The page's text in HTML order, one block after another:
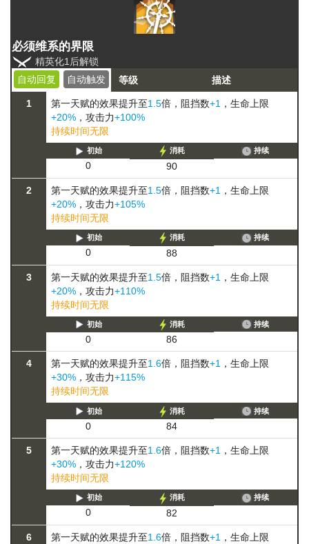
必须维系的界限
精英化1后解锁
自动回复
自动触发 等级 描述
1 第一天赋的效果提升至1.5倍，阻挡数+1 ，生命上限
+20% ，攻击力+100%
持续时间无限
初始
0
消耗
90
持续
2 第一天赋的效果提升至1.5倍，阻挡数+1 ，生命上限
+20% ，攻击力+105%
持续时间无限
初始
0
消耗
88
持续
3 第一天赋的效果提升至1.5倍，阻挡数+1 ，生命上限
+20% ，攻击力+110%
持续时间无限
初始
0
消耗
86
持续
4 第一天赋的效果提升至1.6倍，阻挡数+1 ，生命上限
+30% ，攻击力+115%
持续时间无限
初始
0
消耗
84
持续
5 第一天赋的效果提升至1.6倍，阻挡数+1 ，生命上限
+30% ，攻击力+120%
持续时间无限
初始
0
消耗
82
持续
6 第一天赋的效果提升至1.6倍，阻挡数+1 ，生命上限